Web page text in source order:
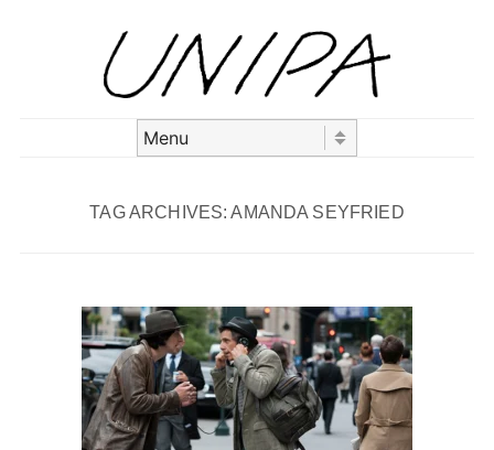
TAG ARCHIVES:AMANDA SEYFRIED